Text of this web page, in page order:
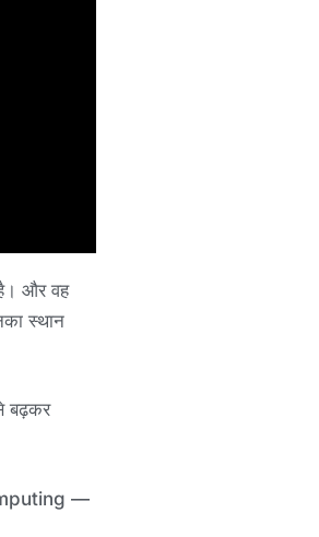
और वह
स्थान
बढ़कर
—